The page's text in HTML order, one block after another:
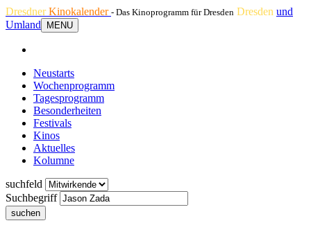
DresdnerKinokalender - Das Kinoprogramm für Dresden Dresden und
Umland
MENU
Neustarts
Wochenprogramm
Tagesprogramm
Besonderheiten
Festivals
Kinos
Aktuelles
Kolumne
suchfeld
Suchbegriff
suchen